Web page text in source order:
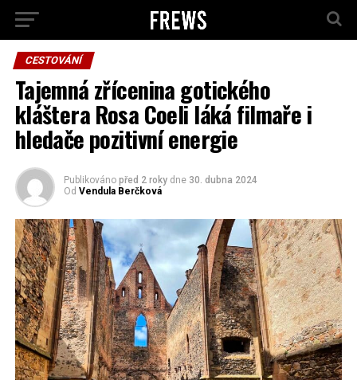
CESTOVÁNÍ
Tajemná zřícenina gotického
kláštera Rosa Coeli láká filmaře i
hledače pozitivní energie
Publikováno před 2 roky dne 30. dubna 2024
Od Vendula Berčková